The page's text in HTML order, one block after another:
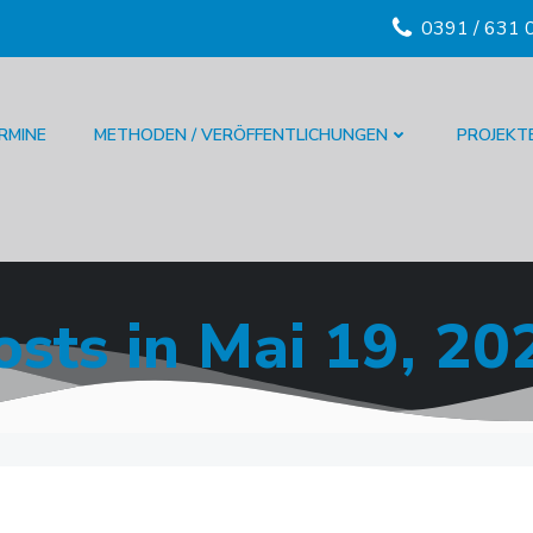
0391 / 631
METHODEN / VERÖFFENTLICHUNGEN
in Mai 19,